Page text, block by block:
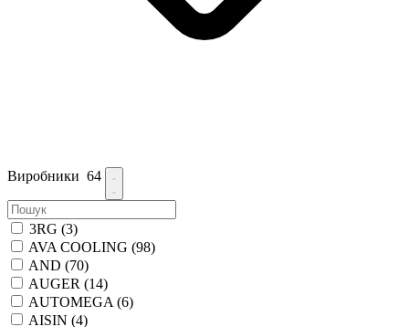
Виробники 64
3RG (3)
AVA COOLING (98)
AND (70)
AUGER (14)
AUTOMEGA (6)
AISIN (4)